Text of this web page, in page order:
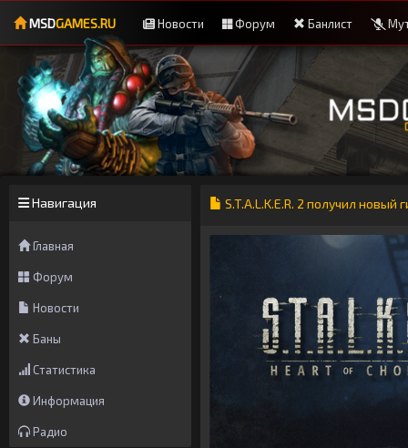
MSDGAMES.RU Новости Форум Банлист
Навигация
Главная
Форум
Новости
Баны
Статистика
Информация
Радио
S.T.A.L.K.E.R. 2 получил новый